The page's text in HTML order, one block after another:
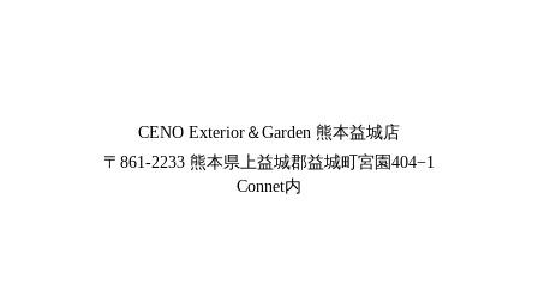
CENO Exterior＆Garden 熊本益城店
〒861-2233 熊本県上益城郡益城町宮園404−1
Connet内